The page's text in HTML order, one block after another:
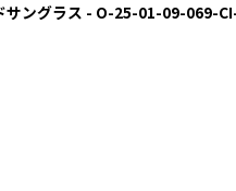
サングラス - O-25-01-09-069-